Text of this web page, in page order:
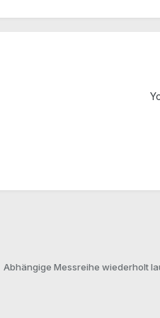
Abhängige Messreihe wiederholt